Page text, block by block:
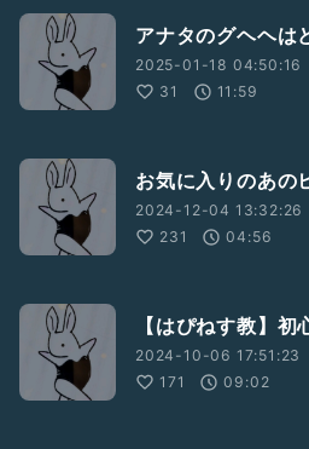
アナタのグヘヘは
2025-01-18 04:50:16
31
11:59
お気に入りのあの
2024-12-04 13:32:26
231
04:56
【はぴねす教】初
2024-10-06 17:51:23
171
09:02